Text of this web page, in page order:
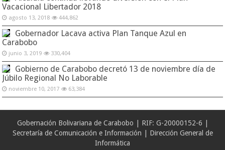
Vacacional Libertador 2018
agosto 13, 2018 444,862
Gobernador Lacava activa Plan Tanque Azul en
Carabobo
junio 3, 2019 330,404
Gobierno de Carabobo decretó 13 de noviembre día de
Júbilo Regional No Laborable
noviembre 10, 2017 63,384
Gobernación Bolivariana de Carabobo | RIF: G-20000152-6 |
Secretaría de Comunicación e Información | Dirección General de
Informática